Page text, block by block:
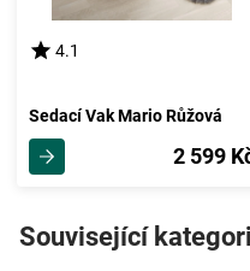
4.1
Sedací Vak Mario Růžová
2 599
Související